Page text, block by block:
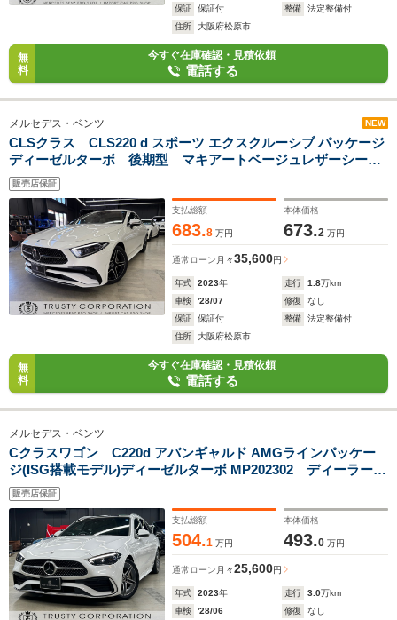
保証 保証付 整備
法定整備付
住所
大阪府松原市
無
料
今すぐ在庫確認・見積依頼
電話する
メルセデス・ベンツ NEW
CLSクラス CLS220 d スポーツ エクスクルーシブ パッケージ
ディーゼルターボ 後期型 マキアートベージュレザーシー
ト サンルーフ ディーラー車検済 ブルメスターサウンド
ベンチレーター シートヒーター パワーシート パワートラ
ンク レーダーセーフティPKG 360度カメラ
販売店保証
支払総額
683.8 万円
本体価格
673.2 万円
通常ローン 月々35,600円
年式 2023年 走行 1.8万km
車検
'28/07 修復
なし
保証
保証付 整備
法定整備付
住所
大阪府松原市
無
料
今すぐ在庫確認・見積依頼
電話する
メルセデス・ベンツ
Cクラスワゴン C220d アバンギャルド AMGラインパッケー
ジ(ISG搭載モデル)ディーゼルターボ MP202302 ディーラー車
検済 パノラミックスライディングルーフ AMG18インチ
AW 有償カラーオパリスホワイト ハーフレザー シートヒ
ーター パワーシート パワートランク 360度カメラ レー
ダーセーフティ
販売店保証
支払総額
504.1 万円
本体価格
493.0 万円
通常ローン 月々25,600円
年式 2023年 走行 3.0万km
車検
'28/06 修復
なし